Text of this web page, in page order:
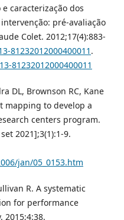
caracterização dos
pré-avaliação
Colet. 2012;17(4):883-
81232012000400011 .
81232012000400011
DL, Brownson RC, Kane
mapping to develop a
centers program.
2021];3(1):1-9.
jan/05_0153.htm
R. A systematic
for performance
2015;4:38.